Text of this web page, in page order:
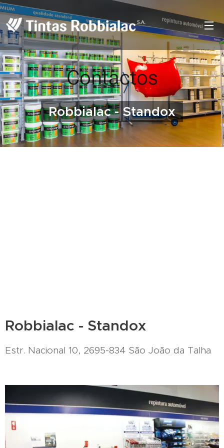
Contactos
Robbialac - Standox
Robbialac - Standox
Estr. Nacional 10, 2695-834 São João da Talha